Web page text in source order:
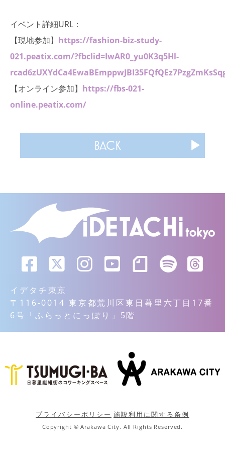
イベント詳細URL：
【現地参加】 https://fashion-biz-study-
021.peatix.com/?fbclid=IwAR0_yu0K3q5Hl-
【オンライン参加】 https://fbs-021-
online.peatix.com/
BACK
イデタチ東京
〒116-0014 東京都荒川区東日暮里六丁目17番
6号「ふらっとにっぽり」5階
プライバシーポリシー 施設利用に関する条例
Copyright © Arakawa City. All Rights Reserved.